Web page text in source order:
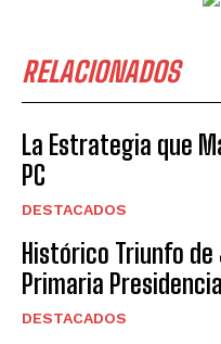
RELACIONADOS
La Estrategia que
PC
DESTACADOS
Histórico Triunfo
Primaria
DESTACADOS